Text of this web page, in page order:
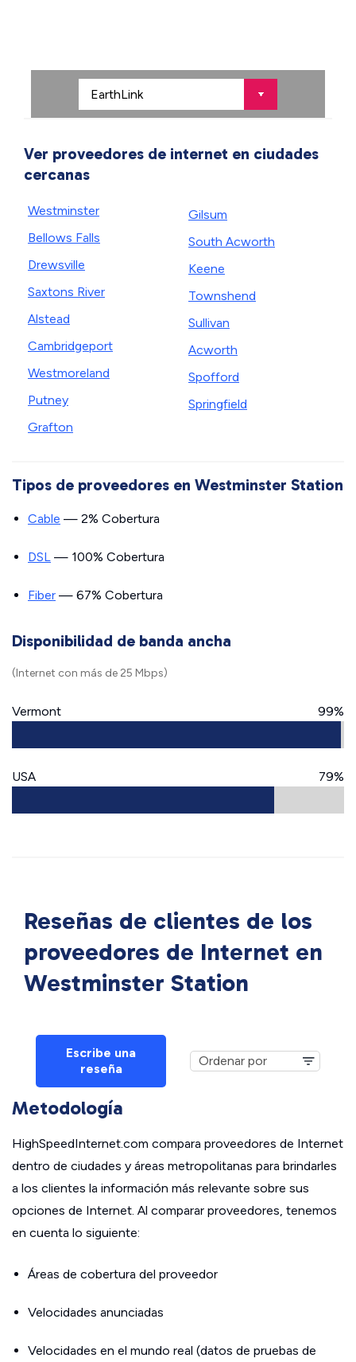
Ver proveedores de internet en ciudades
cercanas
Westminster
Bellows Falls
Drewsville
Saxtons River
Alstead
Cambridgeport
Westmoreland
Putney
Grafton
Gilsum
South Acworth
Keene
Townshend
Sullivan
Acworth
Spofford
Springfield
Tipos de proveedores en Westminster Station
Cable — 2% Cobertura
DSL — 100% Cobertura
Fiber — 67% Cobertura
Disponibilidad de banda ancha
(Internet con más de 25 Mbps)
Vermont 99%
USA 79%
Reseñas de clientes de los
proveedores de Internet en
Westminster Station
Escribe una
reseña
Metodología
HighSpeedInternet.com compara proveedores de Internet
dentro de ciudades y áreas metropolitanas para brindarles
a los clientes la información más relevante sobre sus
opciones de Internet. Al comparar proveedores, tenemos
en cuenta lo siguiente:
Áreas de cobertura del proveedor
Velocidades anunciadas
Velocidades en el mundo real (datos de pruebas de